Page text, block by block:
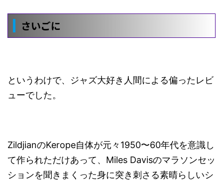
さいごに
というわけで、ジャズ大好き人間による偏ったレビ
ューでした。
ZildjianのKerope自体が元々1950〜60年代を意識し
て作られただけあって、Miles Davisのマラソンセッ
ションを聞きまくった身に突き刺さる素晴らしいシ